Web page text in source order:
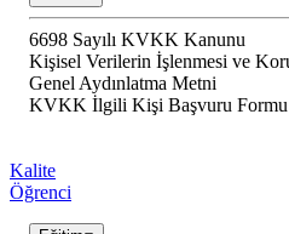
6698 Sayılı KVKK Kanunu
Kişisel Verilerin İşlenmesi ve
Genel Aydınlatma Metni
KVKK İlgili Kişi Başvuru Formu
Kalite
Öğrenci